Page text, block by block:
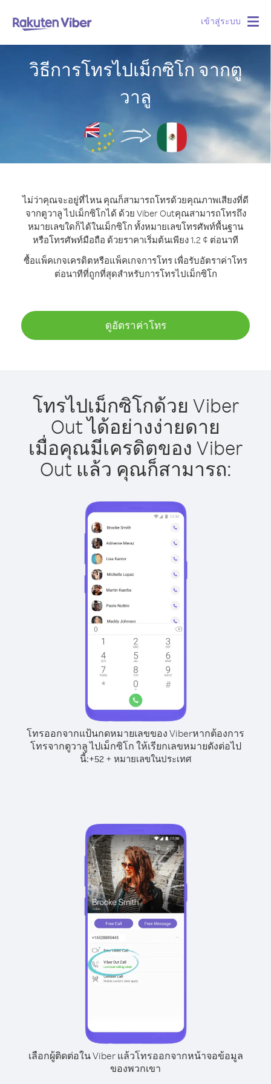
เข้าสู่ระบบ
วิธีการโทรไปเม็กซิโก จากตู
วาลู
ไม่ว่าคุณจะอยู่ที่ไหน คุณก็สามารถโทรด้วยคุณภาพเสียงที่ดี
จากตูวาลู ไปเม็กซิโกได้ ด้วย Viber Outคุณสามารถโทรถึง
หมายเลขใดก็ได้ในเม็กซิโก ทั้งหมายเลขโทรศัพท์พื้นฐาน
หรือโทรศัพท์มือถือ ด้วยราคาเริ่มต้นเพียง 1.2 ¢ ต่อนาที
ซื้อแพ็คเกจเครดิตหรือแพ็คเกจการโทร เพื่อรับอัตราค่าโทร
ต่อนาทีที่ถูกที่สุดสำหรับการโทรไปเม็กซิโก
ดูอัตราค่าโทร
โทรไปเม็กซิโกด้วย Viber
Out ได้อย่างง่ายดาย
เมื่อคุณมีเครดิตของ Viber
Out แล้ว คุณก็สามารถ:
โทรออกจากแป้นกดหมายเลขของ Viberหากต้องการ
โทรจากตูวาลู ไปเม็กซิโก ให้เรียกเลขหมายดังต่อไป
นี้:+52+ หมายเลขในประเทศ
เลือกผู้ติดต่อใน Viber แล้วโทรออกจากหน้าจอข้อมูล
ของพวกเขา